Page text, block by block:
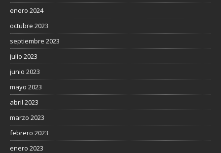
enero 2024
octubre 2023
septiembre 2023
julio 2023
junio 2023
mayo 2023
abril 2023
marzo 2023
febrero 2023
enero 2023